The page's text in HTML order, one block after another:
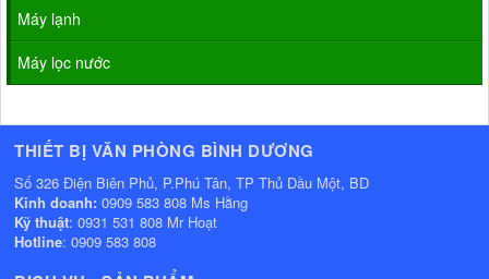
Máy lạnh
Máy lọc nước
THIẾT BỊ VĂN PHÒNG BÌNH DƯƠNG
Số 326 Điện Biên Phủ, P.Phú Tân, TP Thủ Dầu Một, BD
Kinh doanh: 0909 583 808 Ms Hằng
Kỹ thuật: 0931 531 808 Mr Hoạt
Hotline: 0909 583 808